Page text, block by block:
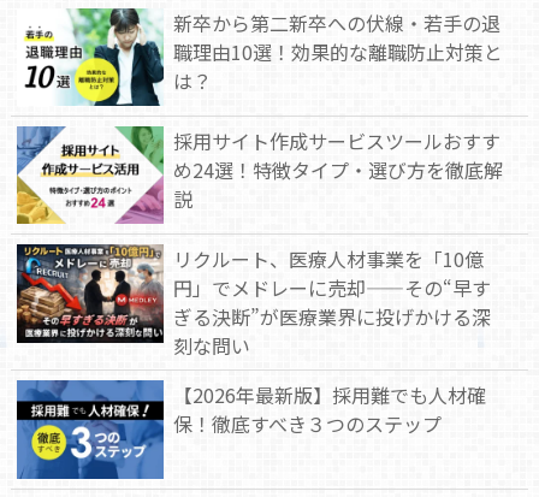
新卒から第二新卒への伏線・若手の退
職理由10選！効果的な離職防止対策と
は？
採用サイト作成サービスツールおすす
め24選！特徴タイプ・選び方を徹底解
説
リクルート、医療人材事業を「10億
円」でメドレーに売却——その“早す
ぎる決断”が医療業界に投げかける深
刻な問い
【2026年最新版】採用難でも人材確
保！徹底すべき３つのステップ